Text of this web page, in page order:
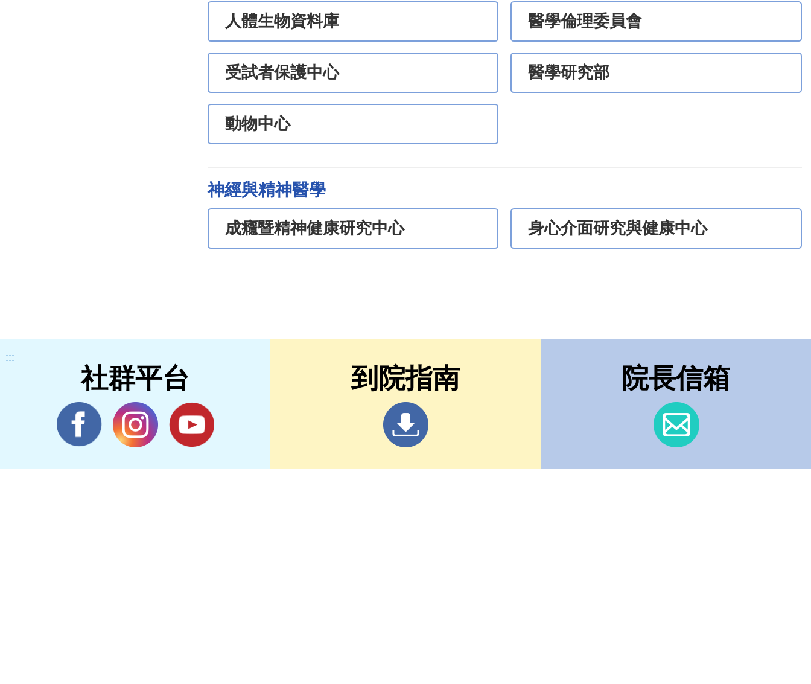
人體生物資料庫 醫學倫理委員會
受試者保護中心 醫學研究部
動物中心
神經與精神醫學
成癮暨精神健康研究中心 身心介面研究與健康中心
:::
社群平台 到院指南 院長信箱